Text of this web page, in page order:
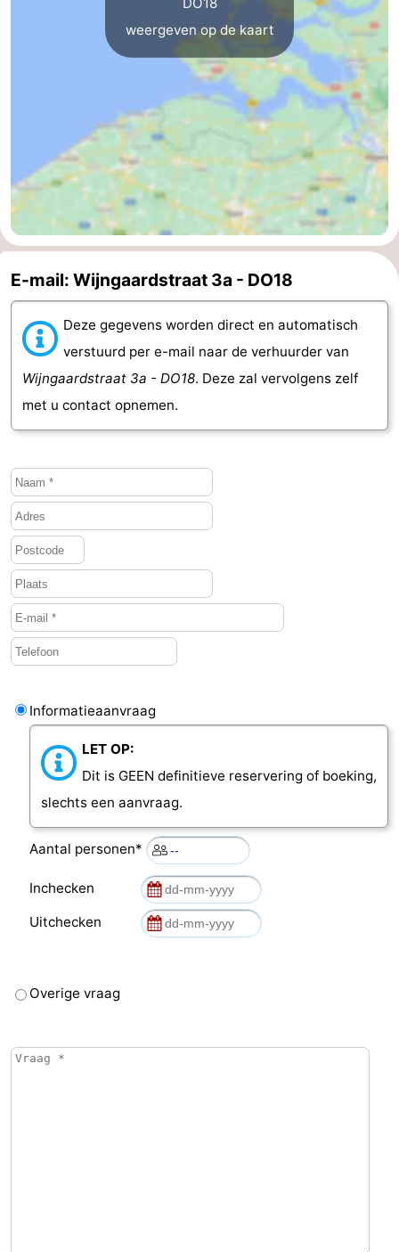
weergeven op de kaart
E-mail: Wijngaardstraat 3a - DO18
Deze gegevens worden direct en automatisch
verstuurd per e-mail naar de verhuurder van
Wijngaardstraat 3a - DO18. Deze zal vervolgens zelf
met u contact opnemen.
Informatieaanvraag
LET OP:
Dit is GEEN definitieve reservering of boeking,
slechts een aanvraag.
Aantal personen*
Inchecken
Uitchecken
Overige vraag